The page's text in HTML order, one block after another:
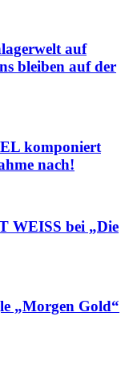
auf
bleiben auf der
komponiert
nach!
WEISS bei „Die
„Morgen Gold“